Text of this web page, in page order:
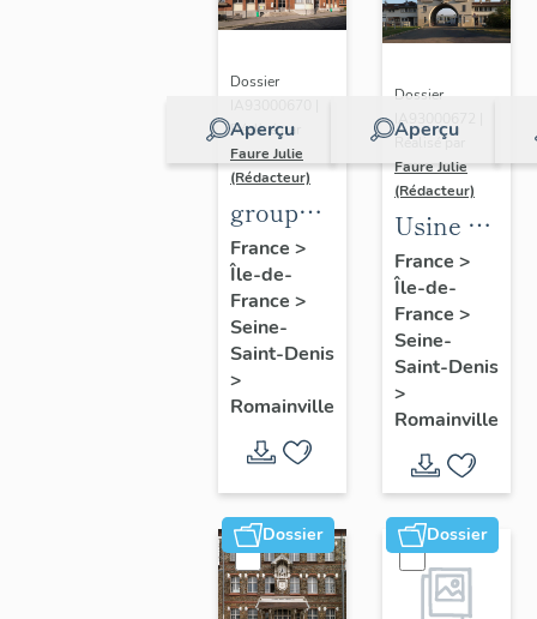
Aperçu
Dossier
Réalisé par
Faure Julie
(Rédacteur)
groupe
scolaire
Charcot-
Barbusse
France >
Île-de-
France >
Seine-
Saint-Denis
>
Romainville
Aperçu
Dossier
IA93000672 |
Réalisé par
Faure Julie
(Rédacteur)
Usine de
produits
Roussel-
Uclaf,
puis
Sanofi-
Aventis
France >
Île-de-
France >
Seine-
Saint-Denis
>
Romainville
Dossier Dossier